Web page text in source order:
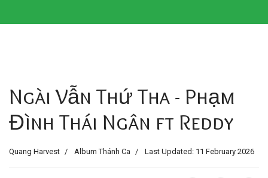
Ngài Vẫn Thứ Tha - Phạm
Đình Thái Ngân ft Reddy
Quang Harvest Album Thánh Ca Last Updated: 11 February 2026